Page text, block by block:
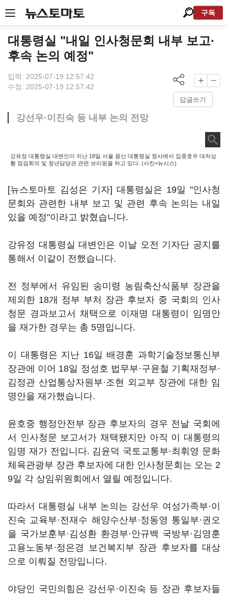
구독
대통령실 "내일 인사청문회 내부 보고·
후속 논의 예정"
입력: 2025-07-19 12:57:42
수정: 2025-07-19 12:57:42
답글쓰기
강선우·이진숙 등 내부 논의 전망
강유정 대통령실 대변인이 지난 18일 서울 용산 대통령실 청사에서 집중호우 대처상
황 점검회의 및 청년담당관 관련 브리핑을 하고 있다. (사진=뉴시스)
[뉴스토마토 김성은 기자] 대통령실은 19일 "인사청
문회와 관련한 내부 보고 및 관련 후속 논의는 내일
있을 예정"이라고 밝혔습니다.
강유정 대통령실 대변인은 이날 오전 기자단 공지를
통해서 이같이 전했습니다.
전 정부에서 유임된 송미령 농림축산식품부 장관을
제외한 18개 정부 부처 장관 후보자 중 국회의 인사
청문 경과보고서 채택으로 이재명 대통령이 임명안
을 재가한 경우는 총 5명입니다.
이 대통령은 지난 16일 배경훈 과학기술정보통신부
장관에 이어 18일 정성호 법무부·구윤철 기획재정부·
김정관 산업통상자원부·조현 외교부 장관에 대한 임
명안을 재가했습니다.
윤호중 행정안전부 장관 후보자의 경우 전날 국회에
서 인사청문 보고서가 채택됐지만 아직 이 대통령의
임명 재가 전입니다. 김윤덕 국토교통부·최휘영 문화
체육관광부 장관 후보자에 대한 인사청문회는 오는 2
9일 각 상임위원회에서 열릴 예정입니다.
따라서 대통령실 내부 논의는 강선우 여성가족부·이
진숙 교육부·전재수 해양수산부·정동영 통일부·권오
을 국가보훈부·김성환 환경부·안규백 국방부·김영훈
고용노동부·정은경 보건복지부 장관 후보자를 대상
으로 이뤄질 전망입니다.
야당인 국민의힘은 강선우·이진숙 등 장관 후보자들